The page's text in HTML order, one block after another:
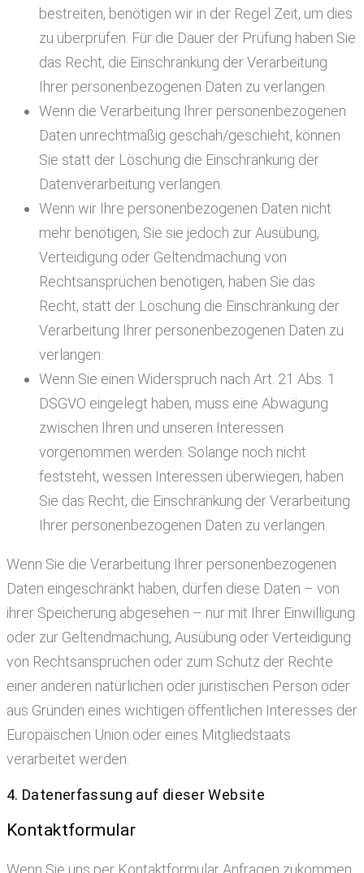
bestreiten, benötigen wir in der Regel Zeit, um dies
zu überprüfen. Für die Dauer der Prüfung haben Sie
das Recht, die Einschränkung der Verarbeitung
Ihrer personenbezogenen Daten zu verlangen.
Wenn die Verarbeitung Ihrer personenbezogenen
Daten unrechtmäßig geschah/geschieht, können
Sie statt der Löschung die Einschränkung der
Datenverarbeitung verlangen.
Wenn wir Ihre personenbezogenen Daten nicht
mehr benötigen, Sie sie jedoch zur Ausübung,
Verteidigung oder Geltendmachung von
Rechtsansprüchen benötigen, haben Sie das
Recht, statt der Löschung die Einschränkung der
Verarbeitung Ihrer personenbezogenen Daten zu
verlangen.
Wenn Sie einen Widerspruch nach Art. 21 Abs. 1
DSGVO eingelegt haben, muss eine Abwägung
zwischen Ihren und unseren Interessen
vorgenommen werden. Solange noch nicht
feststeht, wessen Interessen überwiegen, haben
Sie das Recht, die Einschränkung der Verarbeitung
Ihrer personenbezogenen Daten zu verlangen.
Wenn Sie die Verarbeitung Ihrer personenbezogenen
Daten eingeschränkt haben, dürfen diese Daten – von
ihrer Speicherung abgesehen – nur mit Ihrer Einwilligung
oder zur Geltendmachung, Ausübung oder Verteidigung
von Rechtsansprüchen oder zum Schutz der Rechte
einer anderen natürlichen oder juristischen Person oder
aus Gründen eines wichtigen öffentlichen Interesses der
Europäischen Union oder eines Mitgliedstaats
verarbeitet werden.
4. Datenerfassung auf dieser Website
Kontaktformular
Wenn Sie uns per Kontaktformular Anfragen zukommen